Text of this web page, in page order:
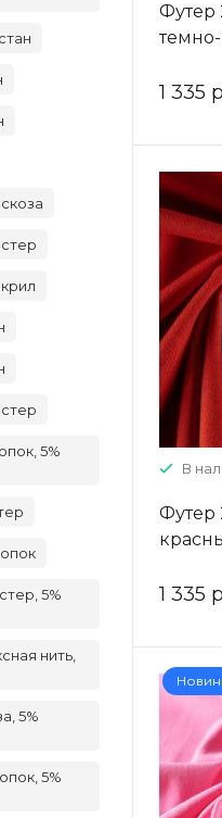
5%
5%
нить,
5%
5%
Футер
1 335
В
Футер
1 335